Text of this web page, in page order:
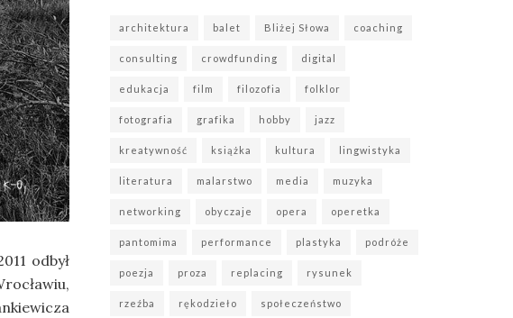
odbył
architektura balet Bliżej Słowa coaching
consulting crowdfunding digital
edukacja film filozofia folklor
fotografia grafika hobby jazz
kreatywność książka kultura lingwistyka
literatura malarstwo media muzyka
networking obyczaje opera operetka
pantomima performance plastyka podróże
poezja proza replacing rysunek
rzeźba rękodzieło społeczeństwo